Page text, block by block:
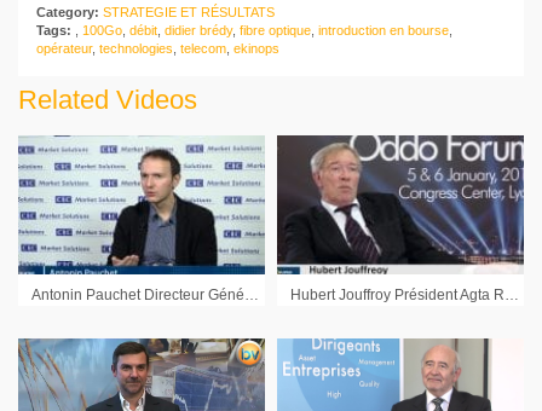
Category: STRATEGIE ET RÉSULTATS
Tags:
100Go débit didier brédy, fibre optique introduction en bourse
opérateur, technologies telecom ekinops
Related Videos
Antonin Pauchet Directeur Général Délégué Enogia : « On a amélioré les marges, cela se verra en 2024 » Hubert Jouffroy Président Agta Record : « L’important pour nous est de conserver des gains de parts de marchés »